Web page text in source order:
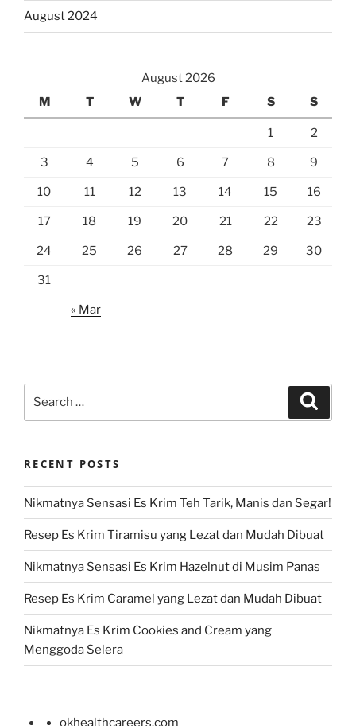
August 2024
August 2026
M
T W T F S S
1 2
3 4 5 6 7 8 9
10 11 12 13 14 15 16
17 18 19 20 21 22 23
24 25 26 27 28 29 30
31
« Mar
RECENT POSTS
Nikmatnya Sensasi Es Krim Teh Tarik, Manis dan Segar!
Resep Es Krim Tiramisu yang Lezat dan Mudah Dibuat
Nikmatnya Sensasi Es Krim Hazelnut di Musim Panas
Resep Es Krim Caramel yang Lezat dan Mudah Dibuat
Nikmatnya Es Krim Cookies and Cream yang
Menggoda Selera
okhealthcareers.com